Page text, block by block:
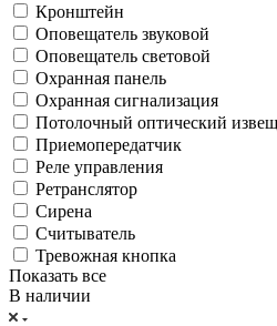
Кронштейн
Оповещатель звуковой
Оповещатель световой
Охранная панель
Охранная сигнализация
Потолочный оптический
Приемопередатчик
Реле управления
Ретранслятор
Сирена
Считыватель
Тревожная кнопка
Показать все
В наличии